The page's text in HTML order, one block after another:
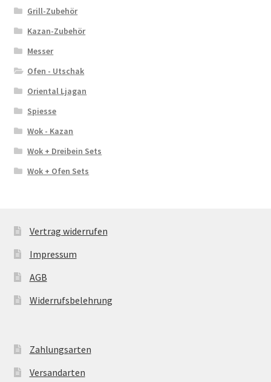
Grill-Zubehör
Kazan-Zubehör
Messer
Ofen - Utschak
Oriental Ljagan
Spiesse
Wok - Kazan
Wok + Dreibein Sets
Wok + Ofen Sets
Vertrag widerrufen
Impressum
AGB
Widerrufsbelehrung
Zahlungsarten
Versandarten